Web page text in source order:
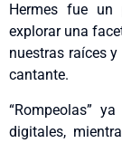
Hermes fue un
explorar una
nuestras raíces
cantante.
“Rompeolas”
digitales,